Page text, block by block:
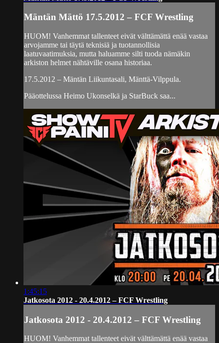
Mäntän Mättö 17.5.2012 – FCF Wrestling
HUOM! Vanhemmat tallenteet eivät välttämättä enää vastaa
arvojamme tai täytä teknisiä ja tuotannollisia
laatuvaatimuksia, mutta haluamme silti tuoda nämäkin
arkiston helmet nähtäville osana historiaa.
17.5.2012 – Mäntän Liikuntasali, Mänttä-Vilppula.
Pääottelussa Heimo Ukonselkä ja StarBuck saa...
1:45:15
Jatkosota 2012 - 20.4.2012 – FCF Wrestling
Jatkosota 2012 - 20.4.2012 – FCF Wrestling
HUOM! Vanhemmat tallenteet eivät välttämättä enää vastaa